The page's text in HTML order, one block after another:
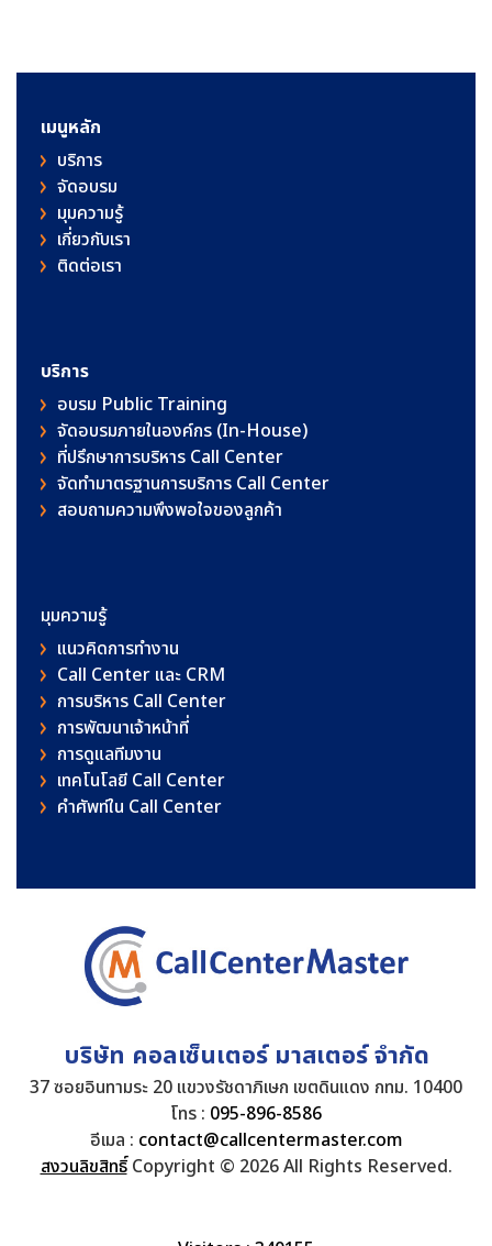
เมนูหลัก
บริการ
จัดอบรม
มุมความรู้
เกี่ยวกับเรา
ติดต่อเรา
บริการ
อบรม Public Training
จัดอบรมภายในองค์กร (In-House)
ที่ปรึกษาการบริหาร Call Center
จัดทำมาตรฐานการบริการ Call Center
สอบถามความพึงพอใจของลูกค้า
มุมความรู้
แนวคิดการทำงาน
Call Center และ CRM
การบริหาร Call Center
การพัฒนาเจ้าหน้าที่
การดูแลทีมงาน
เทคโนโลยี Call Center
คําศัพท์ใน Call Center
บริษัท คอลเซ็นเตอร์ มาสเตอร์ จำกัด
37 ซอยอินทามระ 20 แขวงรัชดาภิเษก เขตดินแดง กทม. 10400
โทร : 095-896-8586
อีเมล : contact@callcentermaster.com
สงวนลิขสิทธิ์Copyright © 2026 All Rights Reserved.